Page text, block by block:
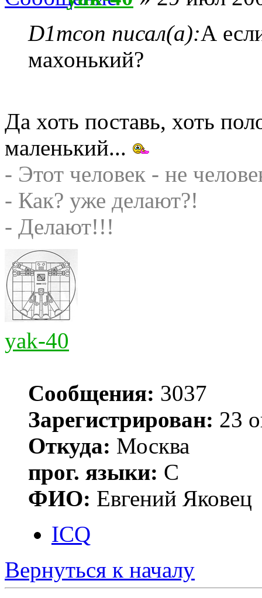
D1mcon писал(а):А
махонький?
Да хоть поставь, хоть
маленький...
- Этот человек - не
- Как? уже делают?!
- Делают!!!
yak-40
Сообщения: 3037
Зарегистрирован: 23
Откуда: Москва
прог. языки: С
ФИО: Евгений Яковец
ICQ
Вернуться к началу